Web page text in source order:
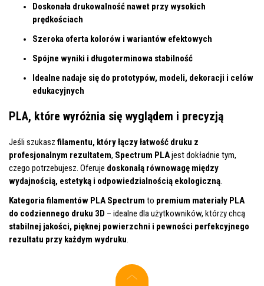
Doskonała drukowalność nawet przy wysokich
prędkościach
Szeroka oferta kolorów i wariantów efektowych
Spójne wyniki i długoterminowa stabilność
Idealne nadaje się do prototypów, modeli, dekoracji i celów
edukacyjnych
PLA, które wyróżnia się wyglądem i precyzją
Jeśli szukasz filamentu, który łączy łatwość druku z
profesjonalnym rezultatem, Spectrum PLAjest dokładnie tym,
czego potrzebujesz. Oferuje doskonałą równowagę między
wydajnością, estetyką i odpowiedzialnością ekologiczną.
Kategoria filamentów PLA Spectrum to premium materiały PLA
do codziennego druku 3D – idealne dla użytkowników, którzy chcą
stabilnej jakości, pięknej powierzchni i pewności perfekcyjnego
rezultatu przy każdym wydruku.